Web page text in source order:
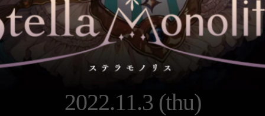
2022.11.3 (thu)